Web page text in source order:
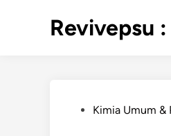
Revivepsu
PostedKimia Umum &